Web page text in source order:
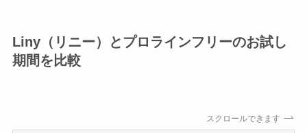
Liny（リニー）とプロラインフリーのお試し
期間を比較
スクロールできます